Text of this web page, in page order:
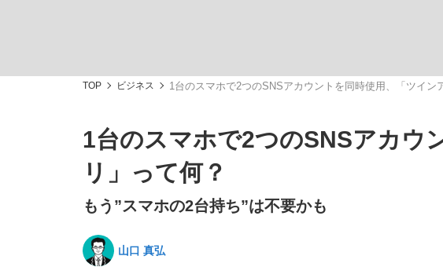
「敗因分析は一切聞かれなかった」侍ジャパン選手が証言し
キングの誕生を、目撃せよ。
TOP ビジネス 1台のスマホで2つのSNSアカウントを同時使用、「ツイン
1台のスマホで2つのSNSアカウ
リ」って何？
もう”スマホの2台持ち”は不要かも
山口 真弘